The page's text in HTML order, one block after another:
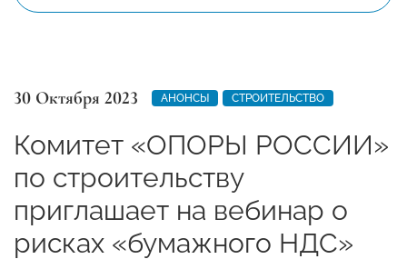
30 Октября 2023 АНОНСЫ СТРОИТЕЛЬСТВО
Комитет «ОПОРЫ РОССИИ»
по строительству
приглашает на вебинар о
рисках «бумажного НДС»